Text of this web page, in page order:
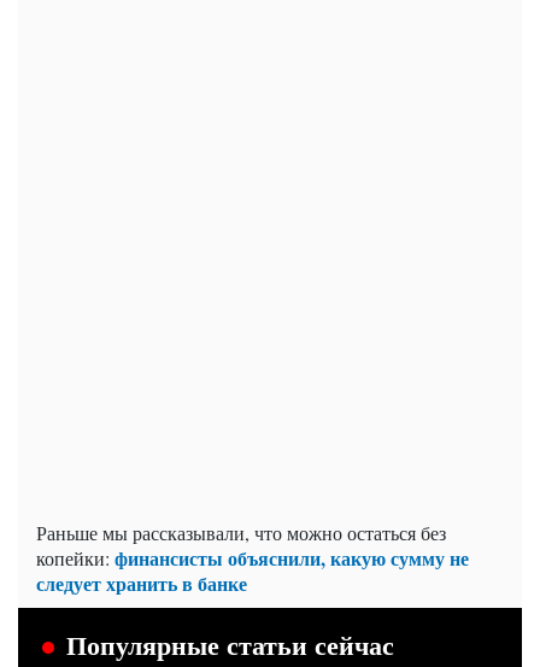
Раньше мы рассказывали, чтоможно остаться без
копейки: финансисты объяснили, какую сумму не
следует хранить в банке
Популярные статьи сейчас